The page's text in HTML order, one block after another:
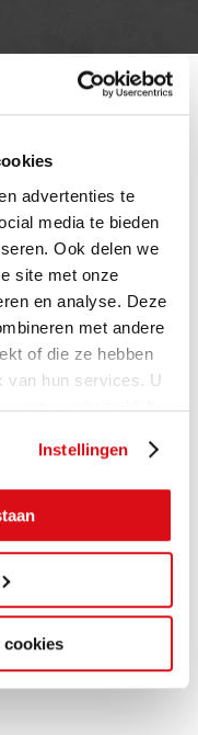
advertenties te
media te bieden
Ook delen we
site met onze
en analyse. Deze
met andere
of die ze hebben
van hun services. U
onze website blijft
Instellingen
cookies